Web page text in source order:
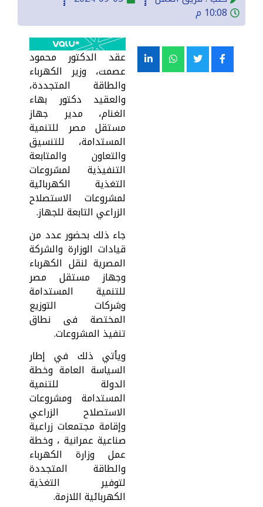
10:08 م
عقد الدكتور محمود
عصمت، وزير الكهرباء
والطاقة المتجددة،
والعقيد دكتور بهاء
الغنام، مدير جهاز
مستقل مصر للتنمية
المستدامة، للتنسيق
والتعاون والمتابعة
التنفيذية لمشروعات
التغذية الكهربائية
لمشروعات الاستصلاح
الزراعي التابعة للجهاز.
جاء ذلك بحضور عدد من
قيادات الوزارة والشركة
المصرية لنقل الكهرباء
وجهاز مستقل مصر
للتنمية المستدامة
وشركات التوزيع
المختصة فى نطاق
تنفيذ المشروعات.
ويأتي ذلك في إطار
السياسة العامة وخطة
الدولة للتنمية
المستدامة ومشروعات
الاستصلاح الزراعي
وإقامة مجتمعات زراعية
صناعية عمرانية ، وخطة
عمل وزارة الكهرباء
والطاقة المتجددة
لتوفير التغذية
الكهربائية اللازمة.